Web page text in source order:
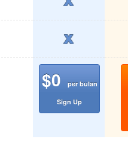
$0
per bulan
Sign Up